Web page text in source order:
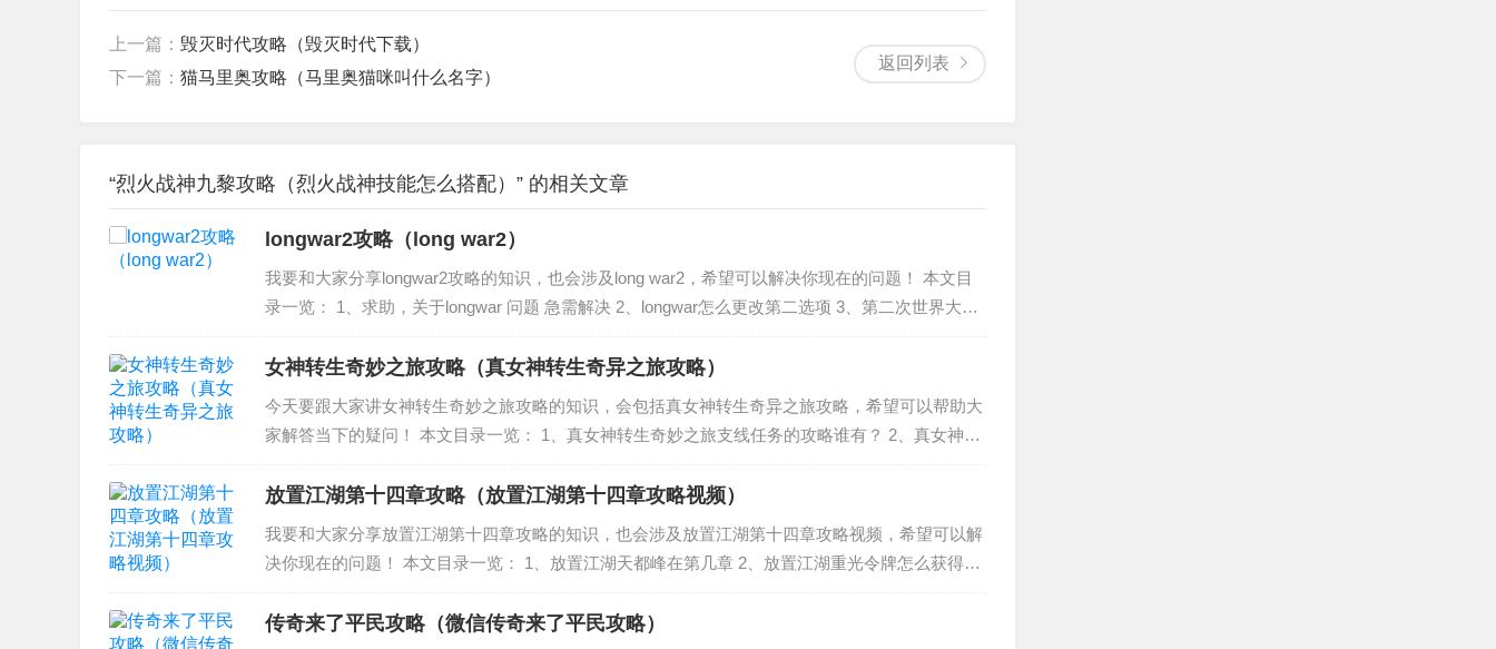
返回列表
上一篇： 毁灭时代攻略（毁灭时代下载）
下一篇： 猫马里奥攻略（马里奥猫咪叫什么名字）
“烈火战神九黎攻略（烈火战神技能怎么搭配）” 的相关文章
longwar2攻略（long war2）
我要和大家分享longwar2攻略的知识，也会涉及long war2，希望可以解决你现在的问题！ 本文目
录一览： 1、求助，关于longwar 问题 急需解决 2、longwar怎么更改第二选项 3、第二次世界大战
Second World War游戏攻略 操作步骤如下 4、求助一下，l...
女神转生奇妙之旅攻略（真女神转生奇异之旅攻略）
今天要跟大家讲女神转生奇妙之旅攻略的知识，会包括真女神转生奇异之旅攻略，希望可以帮助大
家解答当下的疑问！ 本文目录一览： 1、真女神转生奇妙之旅支线任务的攻略谁有？ 2、真女神转
生 奇妙之旅 打不开暗门 3、真女神转生奇妙之旅御魂怎么合成 4、求助！真女神转生奇妙之旅的第
五个地方（波江...
放置江湖第十四章攻略（放置江湖第十四章攻略视频）
我要和大家分享放置江湖第十四章攻略的知识，也会涉及放置江湖第十四章攻略视频，希望可以解
决你现在的问题！ 本文目录一览： 1、放置江湖天都峰在第几章 2、放置江湖重光令牌怎么获得
3、放置江湖重光任务怎么做 重光任务攻略流 放置江湖天都峰在第几章 第十四章。根据官方消息
显示，天都峰是游戏中...
传奇来了平民攻略（微信传奇来了平民攻略）